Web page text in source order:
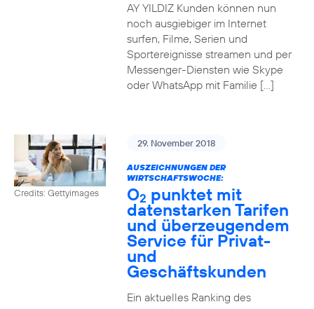
AY YILDIZ Kunden können nun
noch ausgiebiger im Internet
surfen, Filme, Serien und
Sportereignisse streamen und per
Messenger-Diensten wie Skype
oder WhatsApp mit Familie […]
Credits: Gettyimages
29. November 2018
AUSZEICHNUNGEN DER
WIRTSCHAFTSWOCHE:
O2 punktet mit
datenstarken Tarifen
und überzeugendem
Service für Privat-
und
Geschäftskunden
Ein aktuelles Ranking des